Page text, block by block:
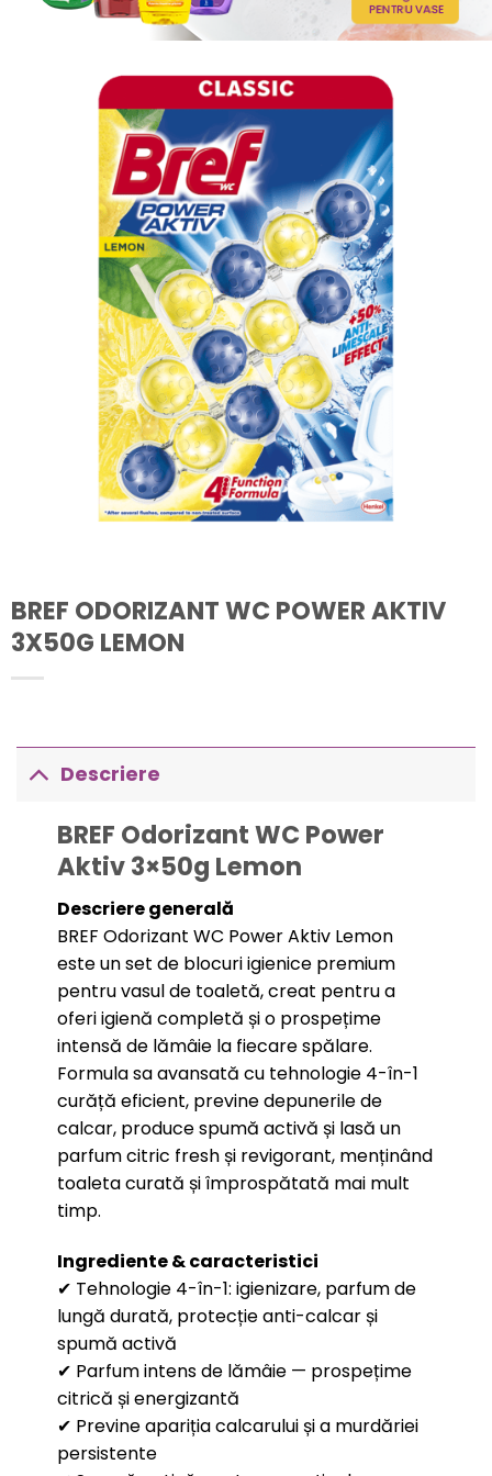
BREF ODORIZANT WC POWER AKTIV
3X50G LEMON
Descriere
BREF Odorizant WC Power
Aktiv 3×50g Lemon
Descriere generală
BREF Odorizant WC Power Aktiv Lemon
este un set de blocuri igienice premium
pentru vasul de toaletă, creat pentru a
oferi igienă completă și o prospețime
intensă de lămâie la fiecare spălare.
Formula sa avansată cu tehnologie 4-în-1
curăță eficient, previne depunerile de
calcar, produce spumă activă și lasă un
parfum citric fresh și revigorant, menținând
toaleta curată și împrospătată mai mult
timp.
Ingrediente & caracteristici
✔ Tehnologie 4-în-1: igienizare, parfum de
lungă durată, protecție anti-calcar și
spumă activă
✔ Parfum intens de lămâie — prospețime
citrică și energizantă
✔ Previne apariția calcarului și a murdăriei
persistente